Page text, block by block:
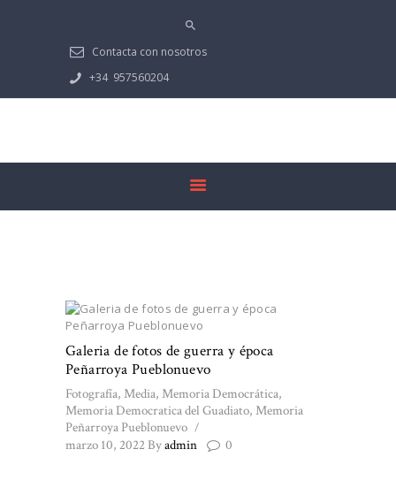
Contacta con nosotros
+34 957560204
PEÑARROYA-
PUEBLONUEVO
MULTIMEDIA
GUADIATO
DOCUMENTACIÓN
Galeria de fotos de guerra y época
Peñarroya Pueblonuevo
Fotografía, Media, Memoria Democrática,
Memoria Democratica del Guadiato, Memoria
Peñarroya Pueblonuevo
marzo 10, 2022 Byadmin 0